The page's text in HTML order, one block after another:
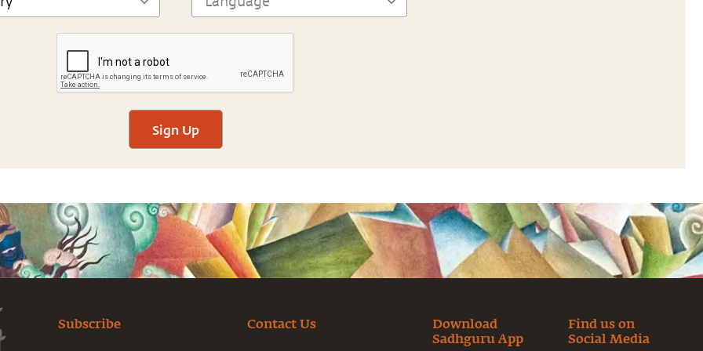
Sign Up
Subscribe Contact Us
Download
Sadhguru App
Find us on
Social Media